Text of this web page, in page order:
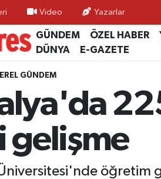
Video Yazarlar
GÜNDEM ÖZEL HABER
DÜNYA
E-GAZETE
GÜNDEM
gelişme
öğretim
ve Fikstür